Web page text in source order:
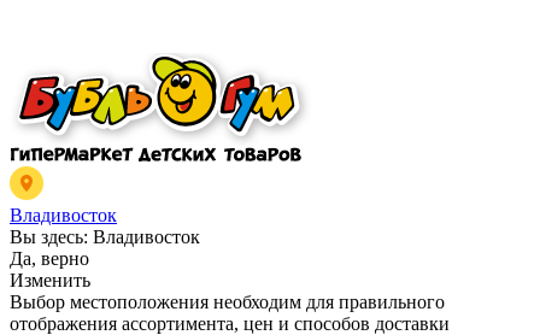
Владивосток
Вы здесь: Владивосток
Да, верно
Изменить
Выбор местоположения необходим для правильного
отображения ассортимента, цен и способов доставки